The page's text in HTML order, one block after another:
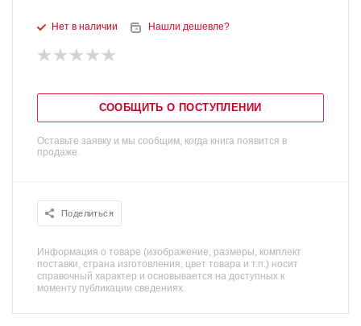
Нет в наличии Нашли дешевле?
СООБЩИТЬ О ПОСТУПЛЕНИИ
Оставьте заявку и мы сообщим, когда книга появится в
продаже.
Поделиться
Информация о товаре (изображение, размеры, комплект
поставки, страна изготовления, цвет товара и т.п.) носит
справочный характер и основывается на доступных к
моменту публикации сведениях.